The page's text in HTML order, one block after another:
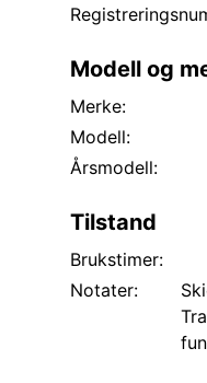
Modell og
Merke:
Modell:
Årsmodell:
Tilstand
Brukstimer:
Notater: